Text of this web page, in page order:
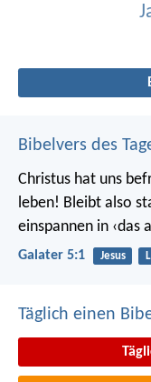
Bibelvers des
Christus hat uns
leben! Bleibt also
einspannen in ‹das
Galater 5:1 Jesus
Täglich einen